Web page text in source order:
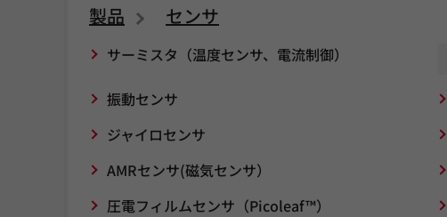
製品 センサ
サーミスタ（温度センサ、電流制御）
振動センサ
ジャイロセンサ
AMRセンサ(磁気センサ）
圧電フィルムセンサ（Picoleaf™）